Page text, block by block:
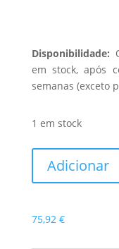
Disponibilidade:
em stock, após
semanas (exceto
1 em stock
Asplênio
Adicionar
75,92 €